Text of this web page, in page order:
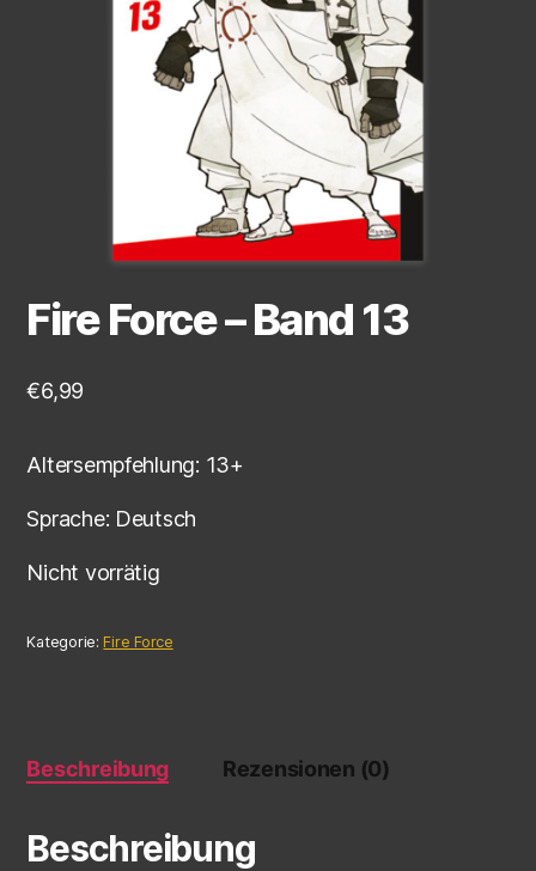
Fire Force – Band 13
€6,99
Altersempfehlung: 13+
Sprache: Deutsch
Nicht vorrätig
Kategorie: Fire Force
Beschreibung Rezensionen (0)
Beschreibung